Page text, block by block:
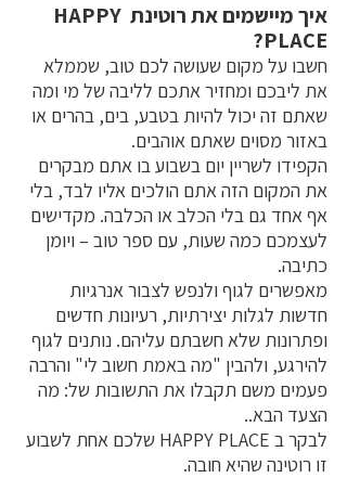
איך מיישמים את רוטינת HAPPY
PLACE?
חשבו על מקום שעושה לכם טוב, שממלא
את ליבכם ומחזיר אתכם לליבה של מי ומה
שאתם זה יכול להיות בטבע, בים, בהרים או
באזור מסוים שאתם אוהבים.
הקפידו לשריין יום בשבוע בו אתם מבקרים
את המקום הזה אתם הולכים אליו לבד, בלי
אף אחד גם בלי הכלב או הכלבה. מקדישים
לעצמכם כמה שעות, עם ספר טוב – ויומן
כתיבה.
מאפשרים לגוף ולנפש לצבור אנרגיות
חדשות לגלות יצירתיות, רעיונות חדשים
ופתרונות שלא חשבתם עליהם. נותנים לגוף
להירגע, ולהבין "מה באמת חשוב לי" והרבה
פעמים משם תקבלו את התשובות של: מה
הצעד הבא..
לבקר ב HAPPY PLACE שלכם אחת לשבוע
זו רוטינה שהיא חובה.